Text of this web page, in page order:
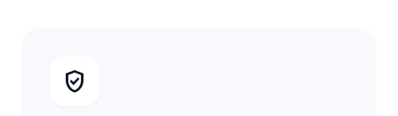
verified_user